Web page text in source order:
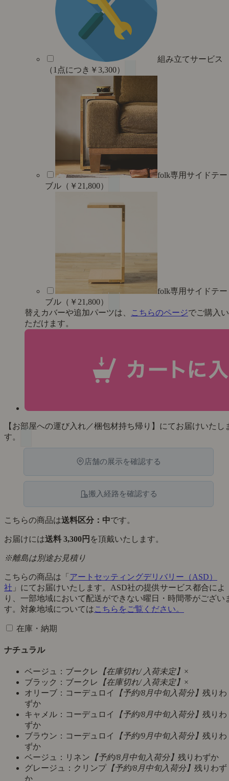
組み立てサービス
（1点につき￥3,300）
folk専用サイドテー
ブル（￥21,800）
folk専用サイドテー
ブル（￥21,800）
替えカバーや追加パーツは、
こちらのページでご購入い
ただけます。
【お部屋への運び入れ／梱包材持ち帰り】にてお届けいたし
す。
店舗の展示を確認する
搬入経路を確認する
こちらの商品は送料区分：中です。
お届けには送料 3,300円 を頂戴いたします。
※離島は別途お見積り
こちらの商品は「 アートセッティングデリバリー（ASD）
社 」にてお届けいたします。ASD社の提供サービス都合によ
り、一部地域において配送ができない曜日・時間帯がござい
す。対象地域についてはこちらをご覧ください。
在庫・納期
ナチュラル
ベージュ：ブークレ 【在庫切れ/ 入荷未定】 ×
ブラック：ブークレ
【在庫切れ/ 入荷未定】 ×
オリーブ：コーデュロイ
【予約/8月中旬入荷分】 残りわ
ずか
キャメル：コーデュロイ
【予約/8月中旬入荷分】 残りわ
ずか
ブラウン：コーデュロイ
【予約/9月中旬入荷分】 残りわ
ずか
ベージュ：リネン 【予約/8月中旬入荷分】 残りわずか
グレージュ：クリンプ【予約/8月中旬入荷分】 残りわず
か